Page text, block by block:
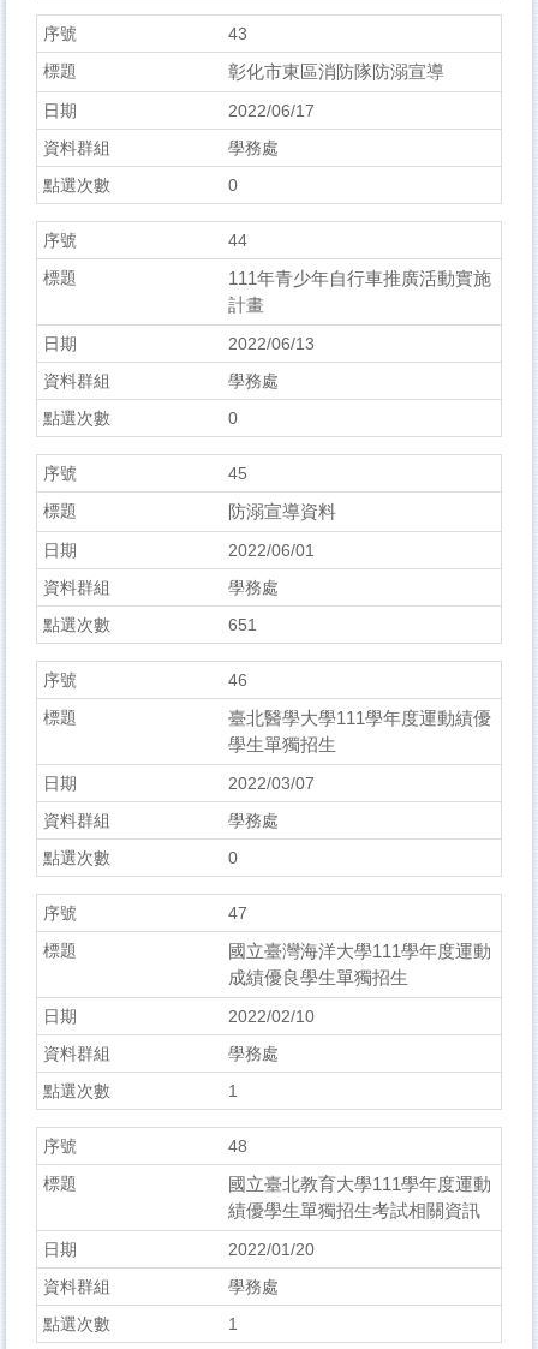
43
彰化市東區消防隊防溺宣導
2022/06/17
學務處
0
44
111年青少年自行車推廣活動實施
計畫
2022/06/13
學務處
0
45
防溺宣導資料
2022/06/01
學務處
651
46
臺北醫學大學111學年度運動績優
學生單獨招生
2022/03/07
學務處
0
47
國立臺灣海洋大學111學年度運動
成績優良學生單獨招生
2022/02/10
學務處
1
48
國立臺北教育大學111學年度運動
績優學生單獨招生考試相關資訊
2022/01/20
學務處
1